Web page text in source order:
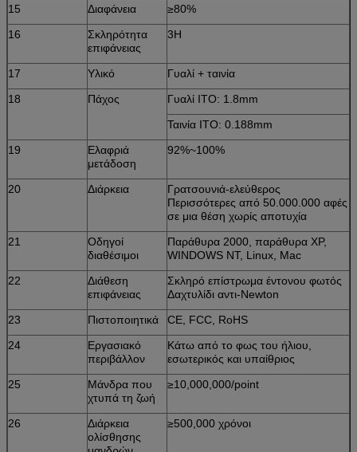
15 Διαφάνεια
≥80%
16
Σκληρότητα
επιφάνειας
3H
17 Υλικό
Γυαλί + ταινία
18
Πάχος
Γυαλί ITO: 1.8mm
Ταινία ITO: 0.188mm
19
Ελαφριά
μετάδοση
92%~100%
20 Διάρκεια
Γρατσουνιά-ελεύθερος
Περισσότερες από 50.000.000 αφές
σε μια θέση χωρίς αποτυχία
21
Οδηγοί
διαθέσιμοι
Παράθυρα 2000, παράθυρα XP,
WINDOWS NT, Linux, Mac
22
Διάθεση
επιφάνειας
Σκληρό επίστρωμα έντονου φωτός
Δαχτυλίδι αντι-Newton
23
Πιστοποιητικά
CE, FCC, RoHS
24
Εργασιακό
περιβάλλον
Κάτω από το φως του ήλιου,
εσωτερικός και υπαίθριος
25
Μάνδρα που
χτυπά τη ζωή
≥10,000,000/point
26
Διάρκεια
ολίσθησης
≥500,000 χρόνοι